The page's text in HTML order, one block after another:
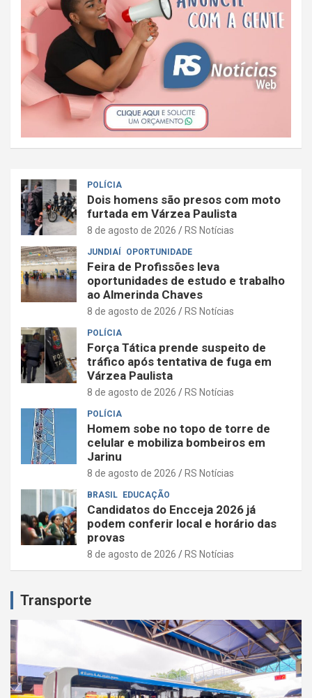
POLÍCIA
Dois homens são presos com moto
furtada em Várzea Paulista
8 de agosto de 2026 RS Notícias
JUNDIAÍ OPORTUNIDADE
Feira de Profissões leva
oportunidades de estudo e trabalho
ao Almerinda Chaves
8 de agosto de 2026 RS Notícias
POLÍCIA
Força Tática prende suspeito de
tráfico após tentativa de fuga em
Várzea Paulista
8 de agosto de 2026 RS Notícias
POLÍCIA
Homem sobe no topo de torre de
celular e mobiliza bombeiros em
Jarinu
8 de agosto de 2026 RS Notícias
BRASIL EDUCAÇÃO
Candidatos do Encceja 2026 já
podem conferir local e horário das
provas
8 de agosto de 2026 RS Notícias
Transporte